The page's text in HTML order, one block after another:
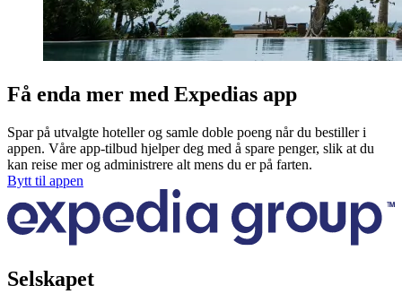
Få enda mer med Expedias app
Spar på utvalgte hoteller og samle doble poeng når du bestiller i
appen. Våre app-tilbud hjelper deg med å spare penger, slik at du
kan reise mer og administrere alt mens du er på farten.
Bytt til appen
Selskapet